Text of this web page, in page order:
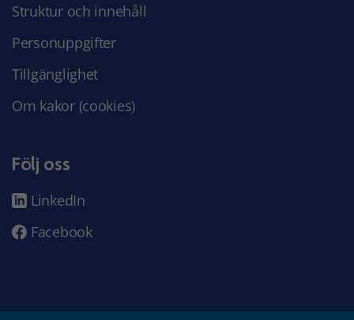
Struktur och innehåll
Personuppgifter
Tillgänglighet
Om kakor (cookies)
Följ oss
LinkedIn
Facebook